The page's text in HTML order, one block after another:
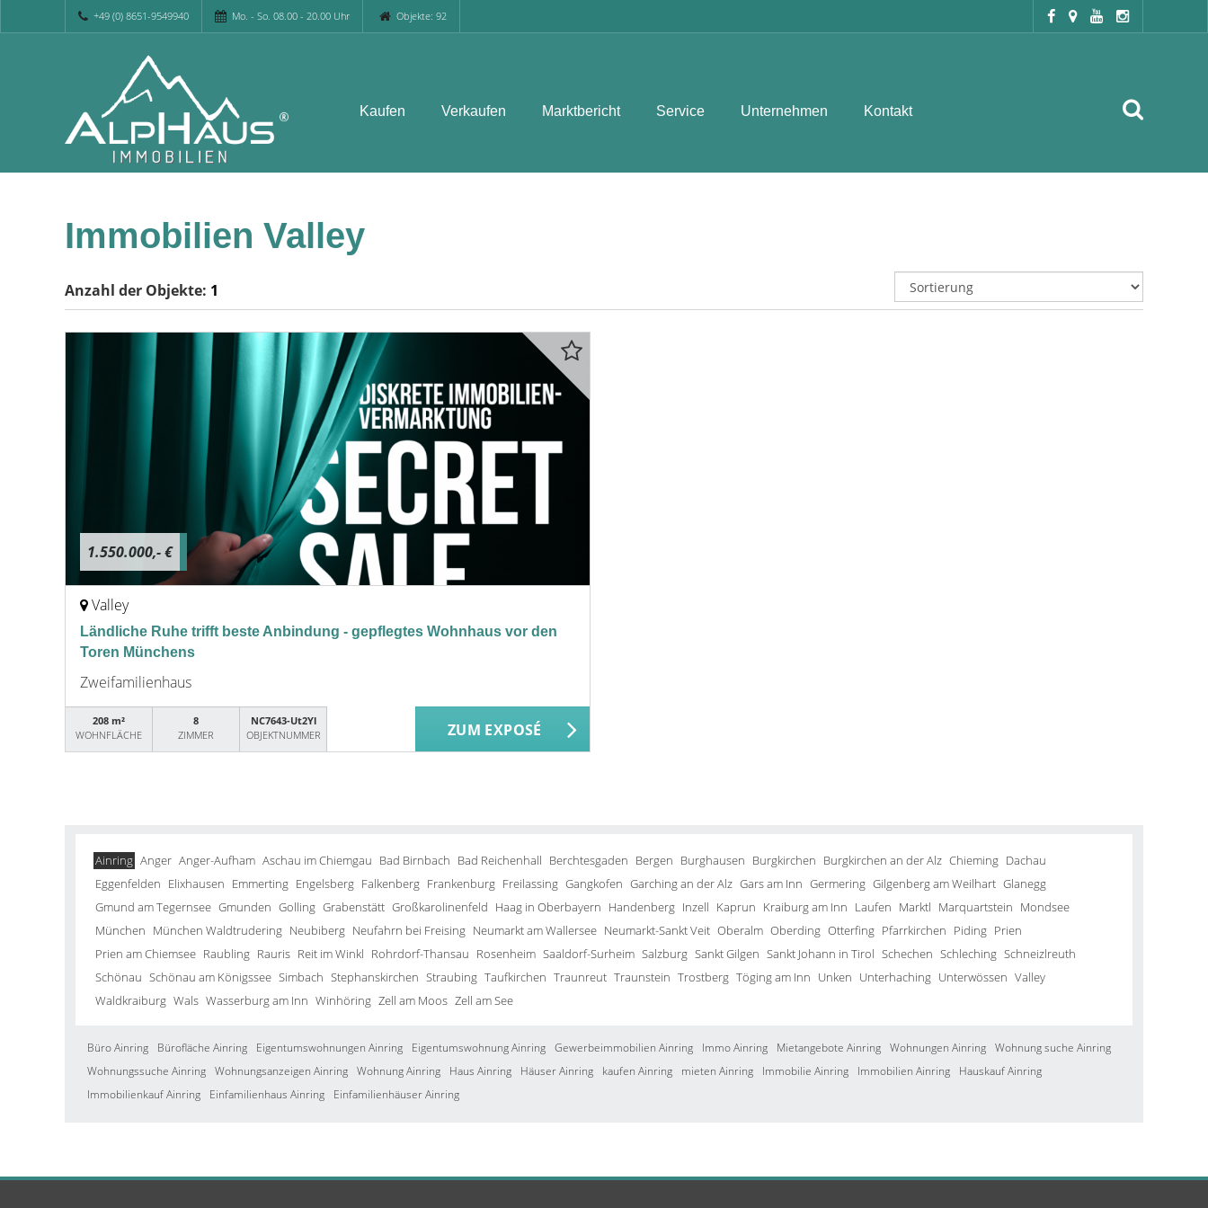
+49 (0) 8651-9549940 Mo. - So. 08.00 - 20.00 Uhr Objekte: 92
Kaufen Verkaufen Marktbericht Service Unternehmen Kontakt
Immobilien Valley
Anzahl der Objekte: 1
1.550.000,- €
Valley
Ländliche Ruhe trifft beste Anbindung - gepflegtes Wohnhaus vor den
Toren Münchens
Zweifamilienhaus
208 m²
WOHNFLÄCHE
8
ZIMMER
NC7643-Ut2Yl
OBJEKTNUMMER
ZUM EXPOSÉ
Ainring Anger Anger-Aufham Aschau im Chiemgau Bad Birnbach Bad Reichenhall Berchtesgaden Bergen Burghausen Burgkirchen Burgkirchen an der Alz Chieming Dachau
Eggenfelden Elixhausen Emmerting Engelsberg Falkenberg Frankenburg Freilassing Gangkofen Garching an der Alz Gars am Inn Germering Gilgenberg am Weilhart Glanegg
Gmund am Tegernsee Gmunden Golling Grabenstätt Großkarolinenfeld Haag in Oberbayern Handenberg Inzell Kaprun Kraiburg am Inn Laufen Marktl Marquartstein Mondsee
München München Waldtrudering Neubiberg Neufahrn bei Freising Neumarkt am Wallersee Neumarkt-Sankt Veit Oberalm Oberding Otterfing Pfarrkirchen Piding Prien
Prien am Chiemsee Raubling Rauris Reit im Winkl Rohrdorf-Thansau Rosenheim Saaldorf-Surheim Salzburg Sankt Gilgen Sankt Johann in Tirol Schechen Schleching Schneizlreuth
Schönau Schönau am Königssee Simbach Stephanskirchen Straubing Taufkirchen Traunreut Traunstein Trostberg Töging am Inn Unken Unterhaching Unterwössen Valley
Waldkraiburg Wals Wasserburg am Inn Winhöring Zell am Moos Zell am See
Büro Ainring Bürofläche Ainring Eigentumswohnungen Ainring Eigentumswohnung Ainring Gewerbeimmobilien Ainring Immo Ainring Mietangebote Ainring Wohnungen Ainring Wohnung suche Ainring
Wohnungssuche Ainring Wohnungsanzeigen Ainring Wohnung Ainring Haus Ainring Häuser Ainring kaufen Ainring mieten Ainring Immobilie Ainring Immobilien Ainring
Hauskauf Ainring
Immobilienkauf Ainring
Einfamilienhaus Ainring Einfamilienhäuser Ainring